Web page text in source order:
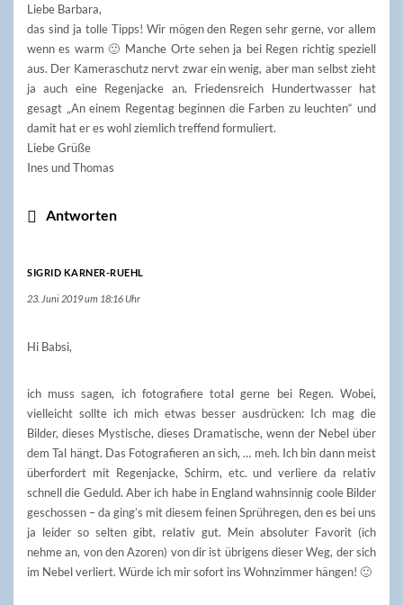
Liebe Barbara,
das sind ja tolle Tipps! Wir mögen den Regen sehr gerne, vor allem
wenn es warm 🙂 Manche Orte sehen ja bei Regen richtig speziell
aus. Der Kameraschutz nervt zwar ein wenig, aber man selbst zieht
ja auch eine Regenjacke an. Friedensreich Hundertwasser hat
gesagt „An einem Regentag beginnen die Farben zu leuchten“ und
damit hat er es wohl ziemlich treffend formuliert.
Liebe Grüße
Ines und Thomas
Antworten
SIGRID KARNER-RUEHL
23. Juni 2019 um 18:16 Uhr
Hi Babsi,
ich muss sagen, ich fotografiere total gerne bei Regen. Wobei,
vielleicht sollte ich mich etwas besser ausdrücken: Ich mag die
Bilder, dieses Mystische, dieses Dramatische, wenn der Nebel über
dem Tal hängt. Das Fotografieren an sich, … meh. Ich bin dann meist
überfordert mit Regenjacke, Schirm, etc. und verliere da relativ
schnell die Geduld. Aber ich habe in England wahnsinnig coole Bilder
geschossen – da ging’s mit diesem feinen Sprühregen, den es bei uns
ja leider so selten gibt, relativ gut. Mein absoluter Favorit (ich
nehme an, von den Azoren) von dir ist übrigens dieser Weg, der sich
im Nebel verliert. Würde ich mir sofort ins Wohnzimmer hängen! 🙂